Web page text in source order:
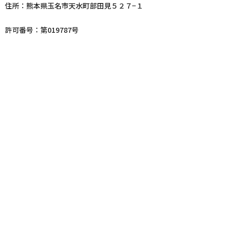
住所：熊本県玉名市天水町部田見５２７−１
許可番号：第019787号